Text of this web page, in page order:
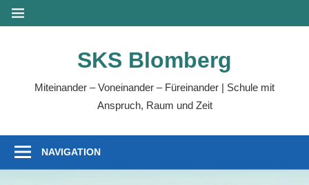
Zum
Inhalt
MENÜ
SKS Blomberg
Miteinander – Voneinander – Füreinander | Schule mit
Anspruch, Raum und Zeit
NAVIGATION